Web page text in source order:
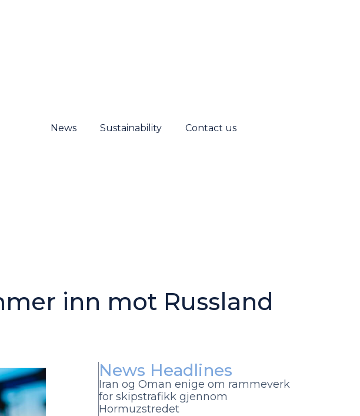
News Sustainability Contact us
inn mot Russland
News Headlines
Iran og Oman enige om rammeverk
for skipstrafikk gjennom
Hormuzstredet